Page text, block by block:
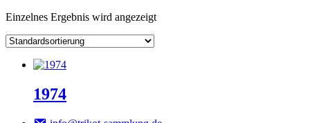
Einzelnes Ergebnis wird angezeigt
1974